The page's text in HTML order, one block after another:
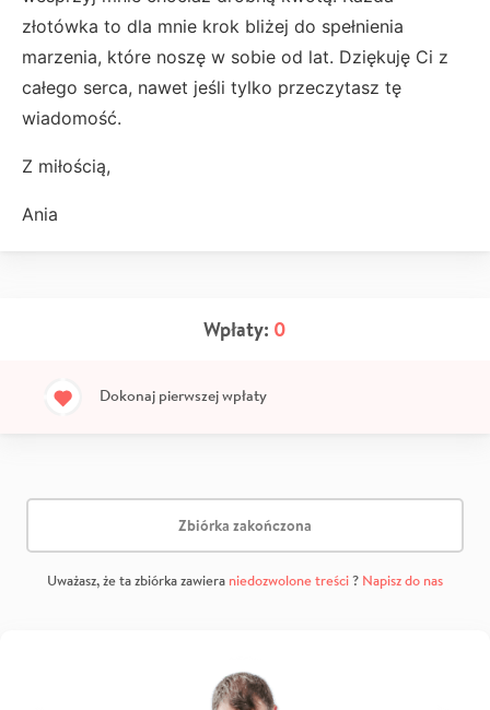
złotówka to dla mnie krok bliżej do spełnienia
marzenia, które noszę w sobie od lat. Dziękuję Ci z
całego serca, nawet jeśli tylko przeczytasz tę
wiadomość.
Z miłością,
Ania
Wpłaty: 0
Dokonaj pierwszej wpłaty
Zbiórka zakończona
Uważasz, że ta zbiórka zawiera niedozwolone treści? Napisz do nas